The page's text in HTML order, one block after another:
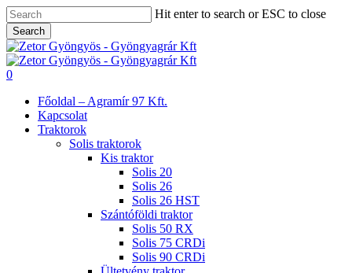
Skip
to
main
content
Hit enter to search or ESC to close
Search
Close
Search
search
0
Főoldal – Agramír 97 Kft.
Kapcsolat
Traktorok
Solis traktorok
Kis traktor
Solis 20
Solis 26
Solis 26 HST
Szántóföldi traktor
Solis 50 RX
Solis 75 CRDi
Solis 90 CRDi